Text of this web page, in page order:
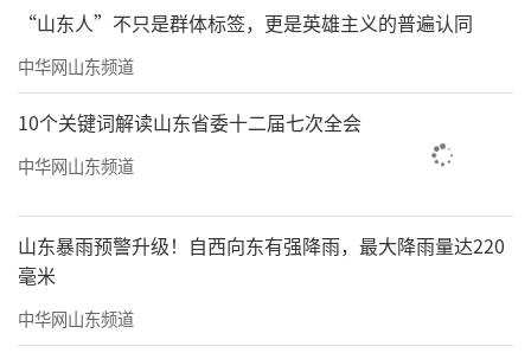
“山东人”不只是群体标签，更是英雄主义的普遍认同
中华网山东频道
10个关键词解读山东省委十二届七次全会
中华网山东频道
山东暴雨预警升级！自西向东有强降雨，最大降雨量达220
毫米
中华网山东频道